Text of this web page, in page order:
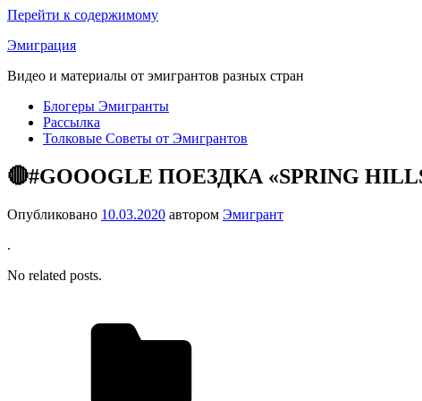
Перейти к содержимому
Эмиграция
Видео и материалы от эмигрантов разных стран
Блогеры Эмигранты
Рассылка
Толковые Советы от Эмигрантов
🔴#GOOOGLE ПОЕЗДКА «SPRING HILLS
Опубликовано 10.03.2020 автором Эмигрант
.
No related posts.